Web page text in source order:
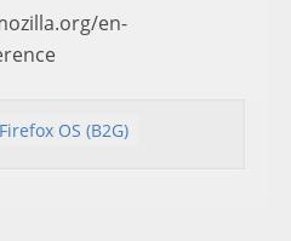
en-
Firefox OS (B2G)